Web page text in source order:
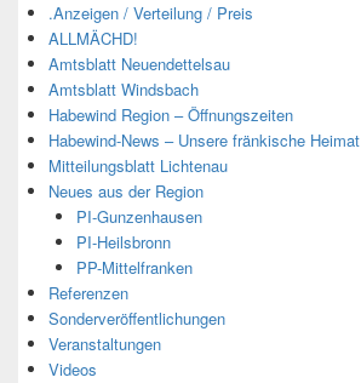
.Anzeigen / Verteilung / Preis
ALLMÄCHD!
Amtsblatt Neuendettelsau
Amtsblatt Windsbach
Habewind Region – Öffnungszeiten
Habewind-News – Unsere fränkische Heimat
Mitteilungsblatt Lichtenau
Neues aus der Region
PI-Gunzenhausen
PI-Heilsbronn
PP-Mittelfranken
Referenzen
Sonderveröffentlichungen
Veranstaltungen
Videos